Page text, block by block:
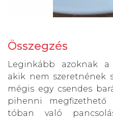
Összegzés
Leginkább azoknak a
akik nem szeretnének
mégis egy csendes
pihenni
tóban való